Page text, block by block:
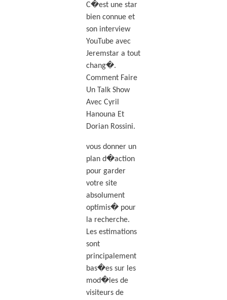
C�est une star
bien connue et
son interview
YouTube avec
Jeremstar a tout
chang�.
Comment Faire
Un Talk Show
Avec Cyril
Hanouna Et
Dorian Rossini.
vous donner un
plan d�action
pour garder
votre site
absolument
optimis� pour
la recherche.
Les estimations
sont
principalement
bas�es sur les
mod�les de
visiteurs de